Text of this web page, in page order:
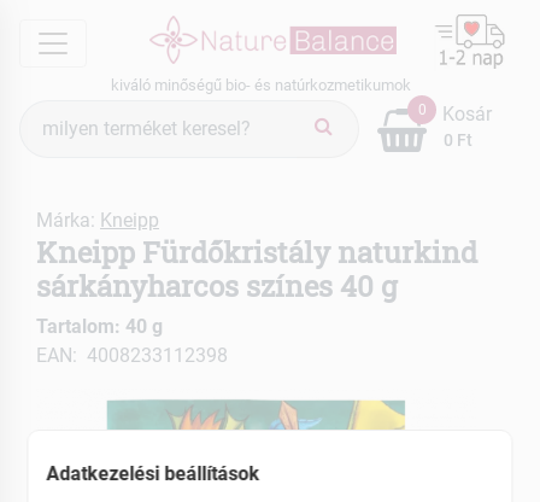
menu
kiváló minőségű bio- és natúrkozmetikumok
keresés
0
0 Ft
Kosár
Márka: Kneipp
Kneipp Fürdőkristály naturkind
sárkányharcos színes 40 g
Tartalom: 40 g
EAN: 4008233112398
Adatkezelési beállítások